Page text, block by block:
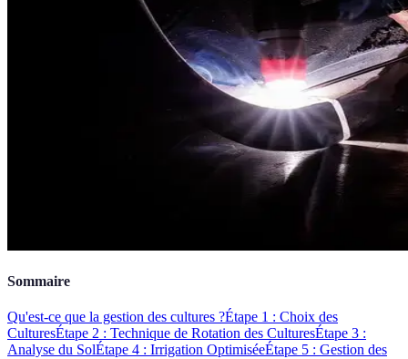
Sommaire
Qu'est-ce que la gestion des cultures ?Étape 1 : Choix des
CulturesÉtape 2 : Technique de Rotation des CulturesÉtape 3 :
Analyse du SolÉtape 4 : Irrigation OptimiséeÉtape 5 : Gestion des